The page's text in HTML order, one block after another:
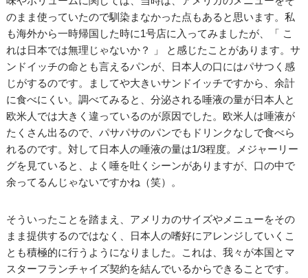
のまま使っていたので馴染まなかった点もあると思います。私
も海外から一時帰国した時に1号店に入ってみましたが、「 こ
れは日本では無理じゃないか？ 」 と感じたことがあります。サ
ンドイッチの命とも言えるパンが、日本人の口にはパサつく感
じがするのです。ましてや大きいサンドイッチですから、余計
に食べにくい。調べてみると、分泌される唾液の量が日本人と
欧米人では大きく違っているのが原因でした。欧米人は唾液が
たくさん出るので、パサパサのパンでもドリンクなしで食べら
れるのです。対して日本人の唾液の量は1/3程度。メジャーリー
グを見ていると、よく唾を吐くシーンがありますが、口の中で
余ってるんじゃないですかね（笑）。
そういったことを踏まえ、アメリカのサイズやメニューをその
まま提供するのではなく、日本人の嗜好にアレンジしていくこ
とも積極的に行うようになりました。これは、我々が本国とマ
スターフランチャイズ契約を結んでいるからできることです。